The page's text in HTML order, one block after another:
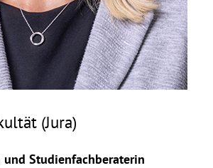
(Jura)
und Studienfachberaterin